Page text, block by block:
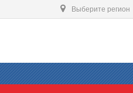
Выберите регион